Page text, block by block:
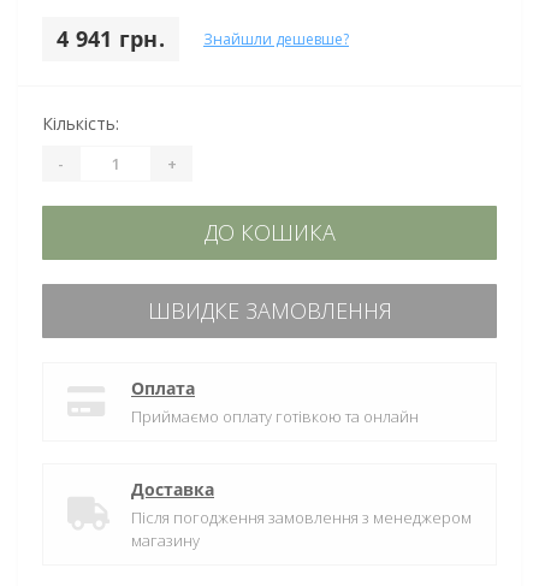
4 941 грн. Знайшли дешевше?
Кількість:
- +
ДО КОШИКА
ШВИДКЕ ЗАМОВЛЕННЯ
Оплата
Приймаємо оплату готівкою та онлайн
Доставка
Після погодження замовлення з менеджером
магазину